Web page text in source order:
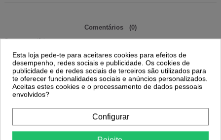
Comentários (0)
Sem comentários
16 Outros Produtos Na Mesma
Categoria:
Kit
Coleção de Verniz Gel - Era Uma Vez...
Esta loja pede-te para aceitares cookies para efeitos de
desempenho, redes sociais e publicidade. Os cookies de
publicidade e de redes sociais de terceiros são utilizados para
te oferecer funcionalidades sociais e anúncios personalizados.
Aceitas estes cookies e o processamento de dados pessoais
envolvidos?
Configurar